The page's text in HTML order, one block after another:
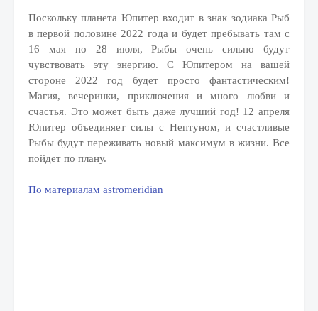
Поскольку планета Юпитер входит в знак зодиака Рыб
в первой половине 2022 года и будет пребывать там с
16 мая по 28 июля, Рыбы очень сильно будут
чувствовать эту энергию. С Юпитером на вашей
стороне 2022 год будет просто фантастическим!
Магия, вечеринки, приключения и много любви и
счастья. Это может быть даже лучший год! 12 апреля
Юпитер объединяет силы с Нептуном, и счастливые
Рыбы будут переживать новый максимум в жизни. Все
пойдет по плану.
По материалам astromeridian